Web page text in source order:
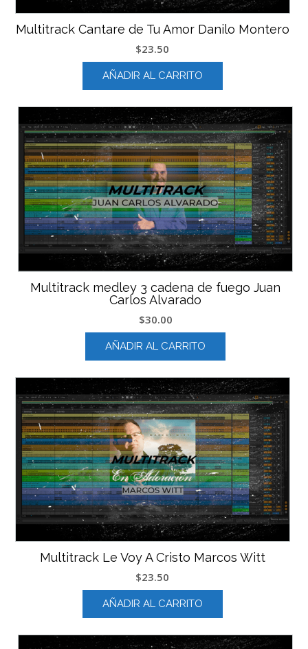
Multitrack Cantare de Tu Amor Danilo Montero
$23.50
AÑADIR AL CARRITO
Multitrack medley 3 cadena de fuego Juan
Carlos Alvarado
$30.00
AÑADIR AL CARRITO
Multitrack Le Voy A Cristo Marcos Witt
$23.50
AÑADIR AL CARRITO